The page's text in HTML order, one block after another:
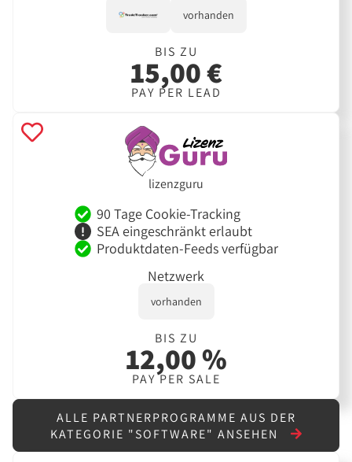
vorhanden
BIS ZU
15,00 €
PAY PER LEAD
lizenzguru
90 Tage Cookie-Tracking
SEA eingeschränkt erlaubt
Produktdaten-Feeds verfügbar
Netzwerk
vorhanden
BIS ZU
12,00 %
PAY PER SALE
ALLE PARTNERPROGRAMME AUS DER
KATEGORIE "SOFTWARE" ANSEHEN